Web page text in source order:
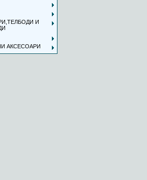
И
АКСЕСОАРИ